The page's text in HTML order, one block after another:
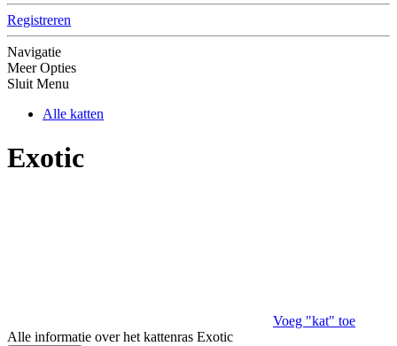
Registreren
Navigatie
Meer Opties
Sluit Menu
Alle katten
Exotic
Voeg "kat" toe
Alle informatie over het kattenras Exotic